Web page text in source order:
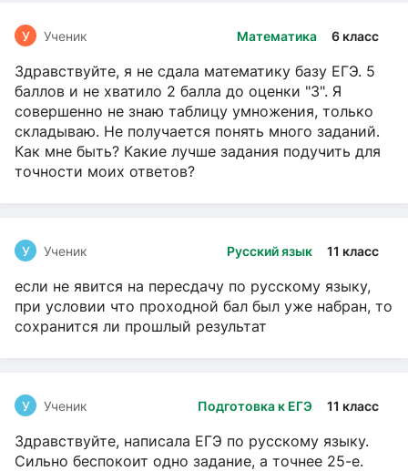
Математика 6 класс
У Ученик
Здравствуйте, я не сдала математику базу ЕГЭ. 5
баллов и не хватило 2 балла до оценки "3". Я
совершенно не знаю таблицу умножения, только
складываю. Не получается понять много заданий.
Как мне быть? Какие лучше задания подучить для
точности моих ответов?
Русский язык 11 класс
У Ученик
если не явится на пересдачу по русскому языку,
при условии что проходной бал был уже набран, то
сохранится ли прошлый результат
Подготовка к ЕГЭ 11 класс
У Ученик
Здравствуйте, написала ЕГЭ по русскому языку.
Сильно беспокоит одно задание, а точнее 25-е.